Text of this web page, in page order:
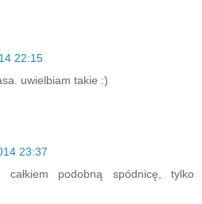
22:15
uwielbiam takie :)
23:37
całkiem podobną spódnicę, tylko